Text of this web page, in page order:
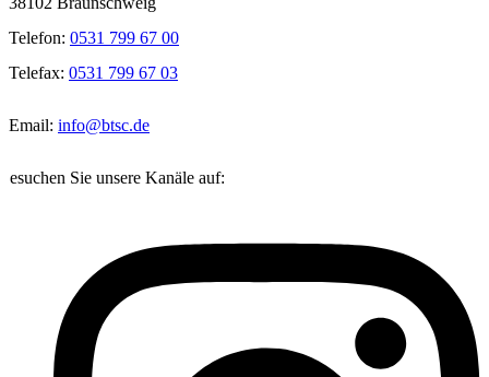
Telefon: 0531 799 67 00
Telefax: 0531 799 67 03
Email: info@btsc.de
Sie unsere Kanäle auf: